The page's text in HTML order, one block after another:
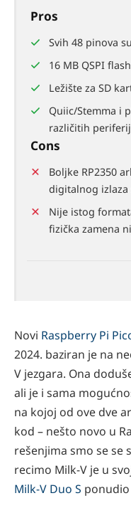
Pros
Svih 48 pinova
16 MB QSPI
Ležište za SD
Quiic/Stemma i
različitih
Cons
Boljke RP2350
digitalnog izlaza
Nije istog
fizička zamena
Novi Raspberry Pi
2024. baziran je na
V jezgara. Ona
ali je i sama
na kojoj od ove dve
kod – nešto novo u
rešenjima smo se se
recimo Milk-V je u
Milk-V Duo S